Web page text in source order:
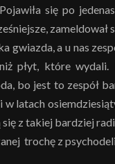
się po
gwiazda, a u nas
płyt, które
bo jest to zespół
w latach
się z takiej bardziej
trochę z